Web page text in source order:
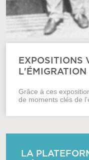
EXPOSITIONS
L'ÉMIGRATION
Grâce à ces
de moments clés de
LA